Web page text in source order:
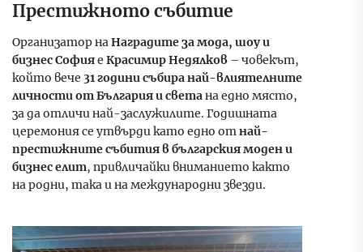
Престижното събитие
Организатор наНаградите за мода, шоу и
бизнес Софияе Красимир Недялков – човекът,
който вече 31 години събира най-влиятелните
личности от България и светана едно място,
за да отличи най-заслужилите. Годишната
церемония се утвърди като едно отнай-
престижните събития в българския моден и
бизнес елит, привличайки вниманието както
на родни, така и на международни звезди.